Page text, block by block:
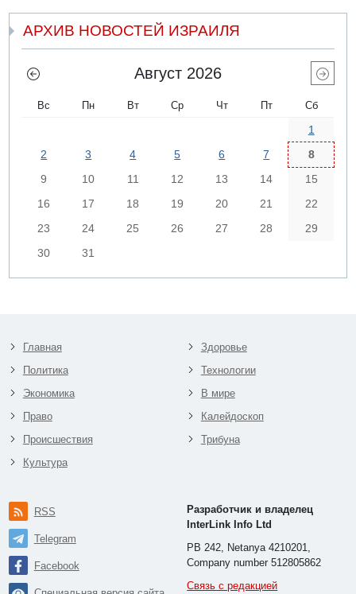
АРХИВ НОВОСТЕЙ ИЗРАИЛЯ
Август 2026
Вс Пн Вт Ср Чт Пт Сб
1
2
3 4 5 6 7
8
9
10 11 12 13 14
15
16
17 18 19 20 21
22
23
24 25 26 27 28
29
30
31
Главная
Политика
Экономика
Право
Происшествия
Культура
Здоровье
Технологии
В мире
Калейдоскоп
Трибуна
RSS
Telegram
Facebook
Разработчик и владелец
InterLink Info Ltd
PB 242, Netanya 4210201,
Company number 512805862
Связь с редакцией